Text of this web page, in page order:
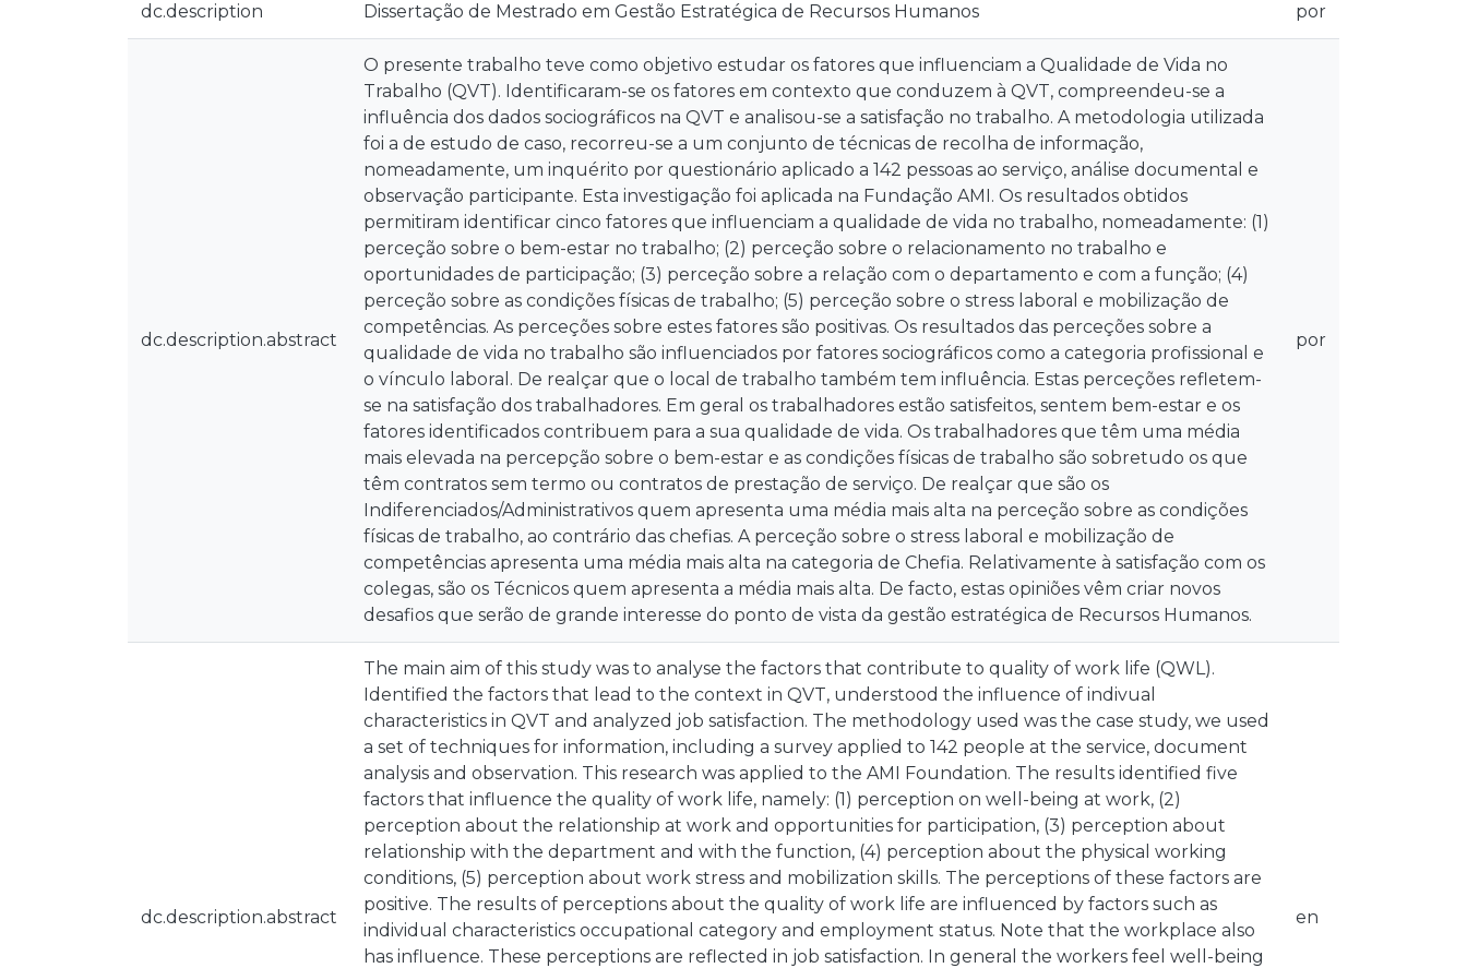
dc.description Dissertação de Mestrado em Gestão Estratégica de Recursos Humanos por
dc.description.abstract
O presente trabalho teve como objetivo estudar os fatores que influenciam a Qualidade de Vida no
Trabalho (QVT). Identificaram-se os fatores em contexto que conduzem à QVT, compreendeu-se a
influência dos dados sociográficos na QVT e analisou-se a satisfação no trabalho. A metodologia utilizada
foi a de estudo de caso, recorreu-se a um conjunto de técnicas de recolha de informação,
nomeadamente, um inquérito por questionário aplicado a 142 pessoas ao serviço, análise documental e
observação participante. Esta investigação foi aplicada na Fundação AMI. Os resultados obtidos
permitiram identificar cinco fatores que influenciam a qualidade de vida no trabalho, nomeadamente: (1)
perceção sobre o bem-estar no trabalho; (2) perceção sobre o relacionamento no trabalho e
oportunidades de participação; (3) perceção sobre a relação com o departamento e com a função; (4)
perceção sobre as condições físicas de trabalho; (5) perceção sobre o stress laboral e mobilização de
competências. As perceções sobre estes fatores são positivas. Os resultados das perceções sobre a
qualidade de vida no trabalho são influenciados por fatores sociográficos como a categoria profissional e
o vínculo laboral. De realçar que o local de trabalho também tem influência. Estas perceções refletem-
se na satisfação dos trabalhadores. Em geral os trabalhadores estão satisfeitos, sentem bem-estar e os
fatores identificados contribuem para a sua qualidade de vida. Os trabalhadores que têm uma média
mais elevada na percepção sobre o bem-estar e as condições físicas de trabalho são sobretudo os que
têm contratos sem termo ou contratos de prestação de serviço. De realçar que são os
Indiferenciados/Administrativos quem apresenta uma média mais alta na perceção sobre as condições
físicas de trabalho, ao contrário das chefias. A perceção sobre o stress laboral e mobilização de
competências apresenta uma média mais alta na categoria de Chefia. Relativamente à satisfação com os
colegas, são os Técnicos quem apresenta a média mais alta. De facto, estas opiniões vêm criar novos
desafios que serão de grande interesse do ponto de vista da gestão estratégica de Recursos Humanos.
por
dc.description.abstract
The main aim of this study was to analyse the factors that contribute to quality of work life (QWL).
Identified the factors that lead to the context in QVT, understood the influence of indivual
characteristics in QVT and analyzed job satisfaction. The methodology used was the case study, we used
a set of techniques for information, including a survey applied to 142 people at the service, document
analysis and observation. This research was applied to the AMI Foundation. The results identified five
factors that influence the quality of work life, namely: (1) perception on well-being at work, (2)
perception about the relationship at work and opportunities for participation, (3) perception about
relationship with the department and with the function, (4) perception about the physical working
conditions, (5) perception about work stress and mobilization skills. The perceptions of these factors are
positive. The results of perceptions about the quality of work life are influenced by factors such as
individual characteristics occupational category and employment status. Note that the workplace also
has influence. These perceptions are reflected in job satisfaction. In general the workers feel well-being
en